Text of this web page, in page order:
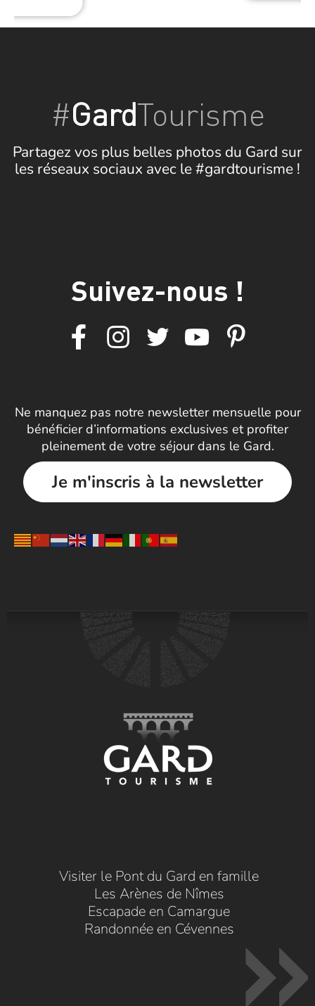
#GardTourisme
Partagez vos plus belles photos du Gard sur
les réseaux sociaux avec le #gardtourisme !
Suivez-nous !
Ne manquez pas notre newsletter mensuelle pour
bénéficier d’informations exclusives et profiter
pleinement de votre séjour dans le Gard.
Je m'inscris à la newsletter
Visiter le Pont du Gard en famille
Les Arènes de Nîmes
Escapade en Camargue
Randonnée en Cévennes